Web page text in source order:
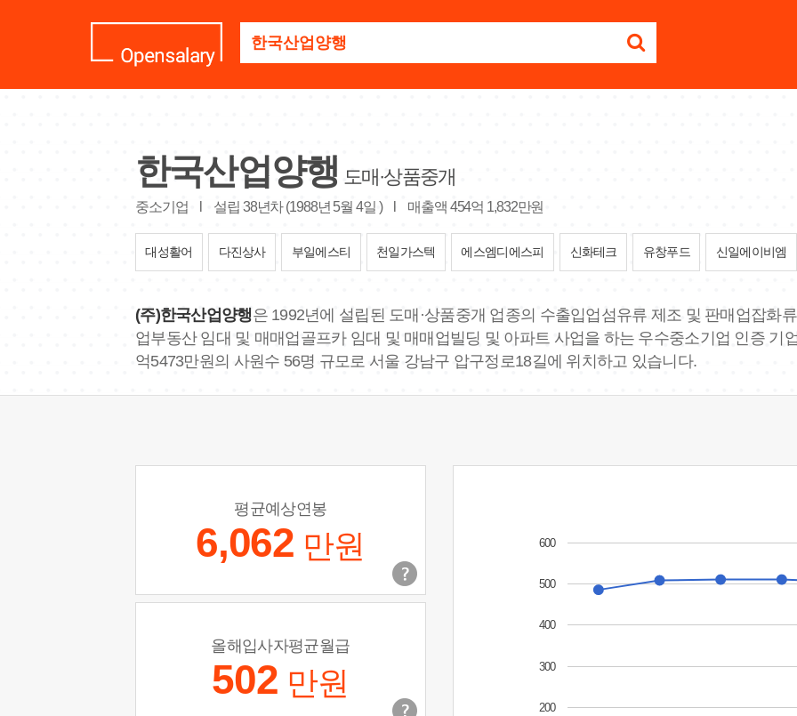
명
세
요
한국산업양행 도매·상품중개
중소기업 설립 38년차 (1988년 5월 4일 ) 매출액 454억 1,832만원
대성활어 다진상사 부일에스티 천일가스텍 에스엠디에스피 신화테크 유창푸드 신일에이비엠
(주)한국산업양행은 1992년에 설립된 도매·상품중개 업종의 수출입업섬유류 제조 및 판매업잡화
업부동산 임대 및 매매업골프카 임대 및 매매업빌딩 및 아파트 사업을 하는 우수중소기업 인증 기
억5473만원의 사원수 56명 규모로 서울 강남구 압구정로18길에 위치하고 있습니다.
평균예상연봉
6,062 만원
올해입사자평균월급
502 만원
200
300
400
500
600